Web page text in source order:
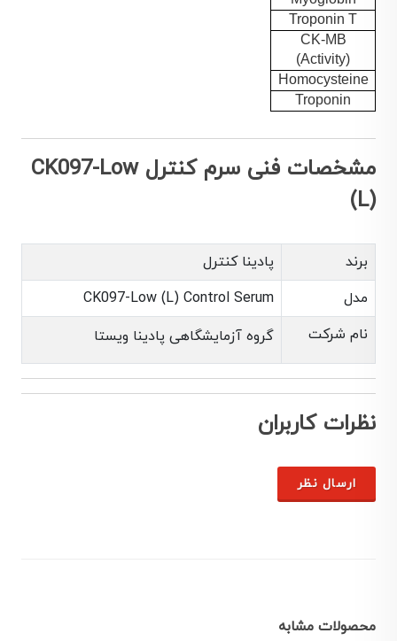
Troponin T
CK-MB
(Activity)
Homocysteine
Troponin
مشخصات فنی سرم کنترل CK097-Low
(L)
برند
پادینا کنترل
مدل
CK097-Low (L) Control Serum
نام شرکت
گروه آزمایشگاهی پادینا ویستا
نظرات کاربران
ارسال نظر
محصولات مشابه